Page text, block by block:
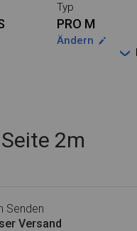
Typ
PRO M
Ändern
2m
Senden
Versand